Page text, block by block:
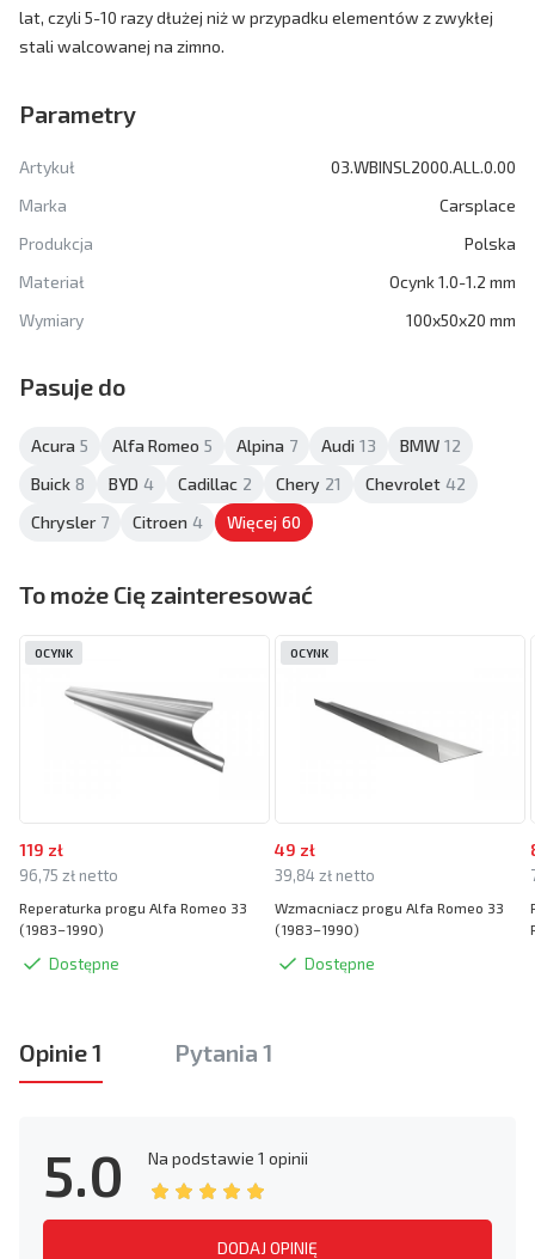
lat, czyli 5-10 razy dłużej niż w przypadku elementów z zwykłej
stali walcowanej na zimno.
Parametry
Artykuł
03.WBINSL2000.ALL.0.00
Marka
Carsplace
Produkcja
Polska
Materiał
Ocynk 1.0-1.2 mm
Wymiary
100x50x20 mm
Pasuje do
Acura 5 Alfa Romeo 5 Alpina 7 Audi 13 BMW 12
Buick 8 BYD 4 Cadillac 2 Chery 21 Chevrolet 42
Chrysler 7 Citroen 4 Więcej 60
To może Cię zainteresować
119 zł
96,75 zł netto
Reperaturka progu Alfa Romeo 33
(1983–1990)
Dostępne
OCYNK
49 zł
39,84 zł netto
Wzmacniacz progu Alfa Romeo 33
(1983–1990)
Dostępne
OCYNK
Opinie 1 Pytania 1
5.0 Na podstawie 1 opinii
DODAJ OPINIĘ